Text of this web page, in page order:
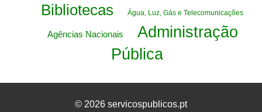
Bibliotecas Água, Luz, Gás e Telecomunicações
Agências Nacionais
Administração
Pública
© 2026 servicospublicos.pt